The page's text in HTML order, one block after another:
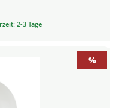
2-3 Tage
%